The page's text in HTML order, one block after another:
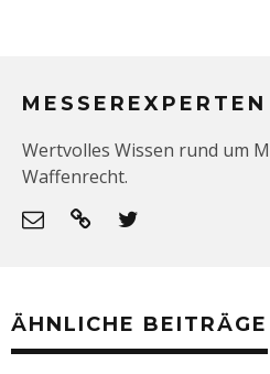
MESSEREXPERTEN
Wertvolles Wissen rund um
Waffenrecht.
ÄHNLICHE BEITRÄGE